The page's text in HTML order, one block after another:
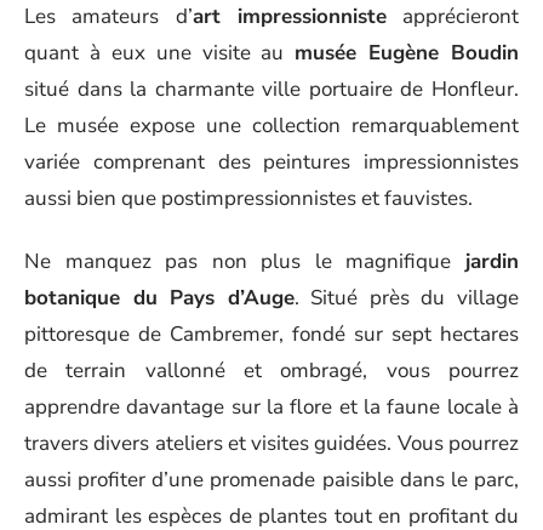
Les amateurs d’art impressionnisteapprécieront
quant à eux une visite au musée Eugène Boudin
situé dans la charmante ville portuaire de Honfleur.
Le musée expose une collection remarquablement
variée comprenant des peintures impressionnistes
aussi bien que postimpressionnistes et fauvistes.
Ne manquez pas non plus le magnifique jardin
botanique du Pays d’Auge. Situé près du village
pittoresque de Cambremer, fondé sur sept hectares
de terrain vallonné et ombragé, vous pourrez
apprendre davantage sur la flore et la faune locale à
travers divers ateliers et visites guidées. Vous pourrez
aussi profiter d’une promenade paisible dans le parc,
admirant les espèces de plantes tout en profitant du